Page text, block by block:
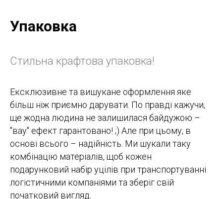
Упаковка
Стильна крафтова упаковка!
Ексклюзивне та вишукане оформлення яке
більш ніж приємно дарувати. По правді кажучи,
ще жодна людина не залишилася байдужою –
"вау" ефект гарантовано! ;) Але при цьому, в
основі всього – надійність. Ми шукали таку
комбінацію матеріалів, щоб кожен
подарунковий набір уцілів при транспортуванні
логістичними компаніями та зберіг свій
початковий вигляд.